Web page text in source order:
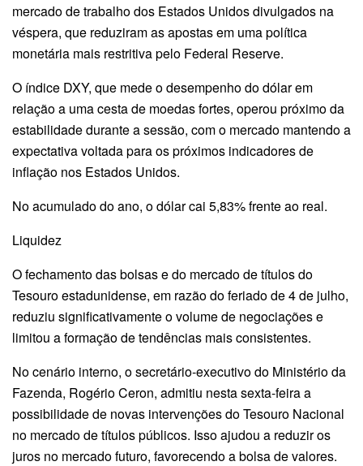
mercado de trabalho dos Estados Unidos divulgados na
véspera, que reduziram as apostas em uma política
monetária mais restritiva pelo Federal Reserve.
O índice DXY, que mede o desempenho do dólar em
relação a uma cesta de moedas fortes, operou próximo da
estabilidade durante a sessão, com o mercado mantendo a
expectativa voltada para os próximos indicadores de
inflação nos Estados Unidos.
No acumulado do ano, o dólar cai 5,83% frente ao real.
Liquidez
O fechamento das bolsas e do mercado de títulos do
Tesouro estadunidense, em razão do feriado de 4 de julho,
reduziu significativamente o volume de negociações e
limitou a formação de tendências mais consistentes.
No cenário interno, o secretário-executivo do Ministério da
Fazenda, Rogério Ceron, admitiu nesta sexta-feira a
possibilidade de novas intervenções do Tesouro Nacional
no mercado de títulos públicos. Isso ajudou a reduzir os
juros no mercado futuro, favorecendo a bolsa de valores.